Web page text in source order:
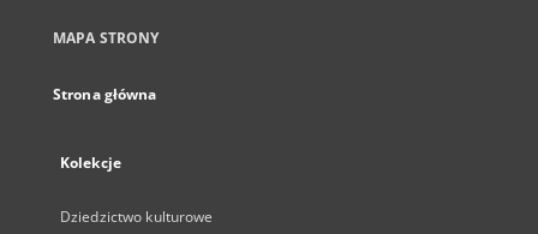
MAPA STRONY
Strona główna
Kolekcje
Dziedzictwo kulturowe